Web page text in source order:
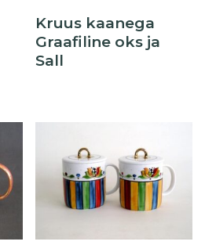
Kruus kaanega
Graafiline oks ja
Sall